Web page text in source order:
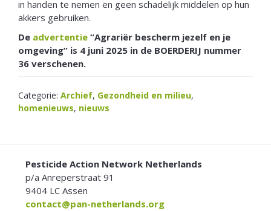
in handen te nemen en geen schadelijk middelen op hun
akkers gebruiken.
De advertentie “Agrariër bescherm jezelf en je
omgeving” is 4 juni 2025 in de BOERDERIJ nummer
36 verschenen.
Categorie: Archief, Gezondheid en milieu,
homenieuws, nieuws
FOOTERPesticide Action Network Netherlands
p/a Anreperstraat 91
9404 LC Assen
contact@pan-netherlands.org